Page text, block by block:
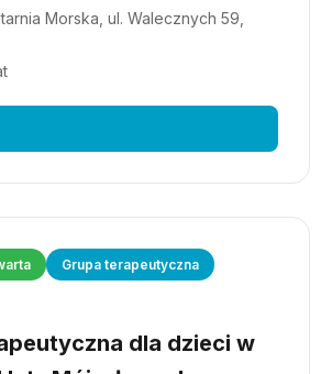
Morska, ul. Walecznych 59,
Grupa terapeutyczna
dla dzieci w